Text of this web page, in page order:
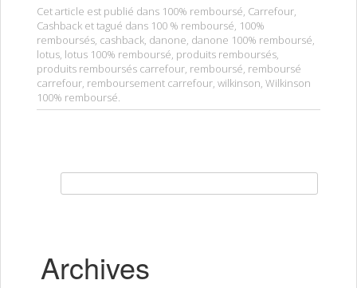
Cet article est publié dans 100% remboursé, Carrefour,
Cashback et tagué dans 100 % remboursé, 100%
remboursés, cashback, danone, danone 100% remboursé,
lotus, lotus 100% remboursé, produits remboursés,
produits remboursés carrefour, remboursé, remboursé
carrefour, remboursement carrefour, wilkinson, Wilkinson
100% remboursé.
Archives